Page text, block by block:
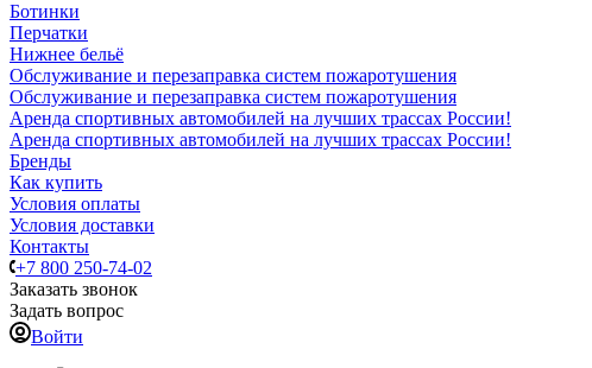
Ботинки
Перчатки
Нижнее бельё
Обслуживание и перезаправка систем пожаротушения
Обслуживание и перезаправка систем пожаротушения
Аренда спортивных автомобилей на лучших трассах России!
Аренда спортивных автомобилей на лучших трассах России!
Бренды
Как купить
Условия оплаты
Условия доставки
Контакты
+7 800 250-74-02
Заказать звонок
Задать вопрос
Войти